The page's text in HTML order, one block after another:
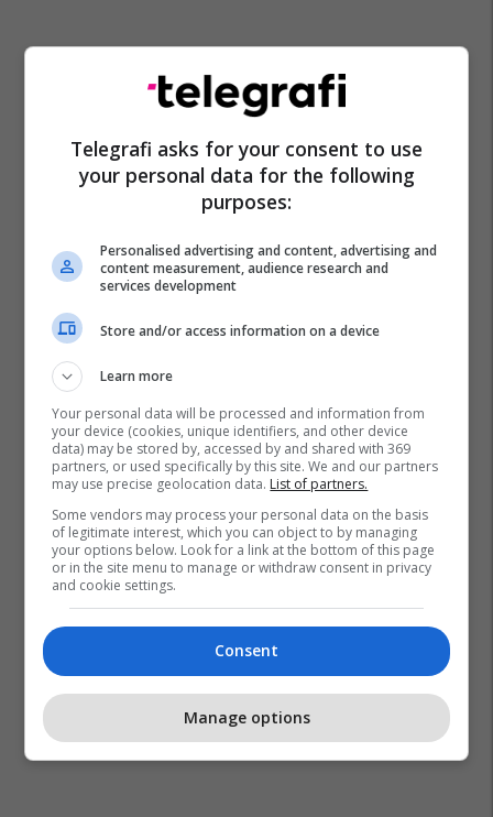
Telegrafi asks for your consent to use
your personal data for the following
purposes:
Personalised advertising and content, advertising and
content measurement, audience research and
services development
Store and/or access information on a device
Learn more
Your personal data will be processed and information from
your device (cookies, unique identifiers, and other device
data) may be stored by, accessed by and shared with 369
partners, or used specifically by this site. We and our partners
may use precise geolocation data. List of partners.
Some vendors may process your personal data on the basis
of legitimate interest, which you can object to by managing
your options below. Look for a link at the bottom of this page
or in the site menu to manage or withdraw consent in privacy
and cookie settings.
Consent
Manage options